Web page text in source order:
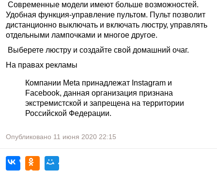
Современные модели имеют больше возможностей.
Удобная функция-управление пультом. Пульт позволит
дистанционно выключать и включать люстру, управлять
отдельными лампочками и многое другое.
Выберете люстру и создайте свой домашний очаг.
На правах рекламы
Компании Meta принадлежат Instagram и
Facebook, данная организация признана
экстремистской и запрещена на территории
Российской Федерации.
Опубликовано 11 июня 2020 22:15